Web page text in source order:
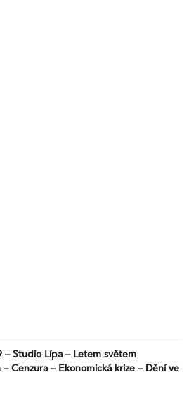
– Studio Lípa – Letem světem
Cenzura – Ekonomická krize – Dění ve